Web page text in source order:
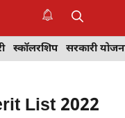
स्कॉलरशिप सरकारी
List 2022